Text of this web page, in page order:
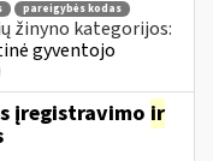
pareigybės kodas
žinyno kategorijos:
gyventojo
įregistravimo ir